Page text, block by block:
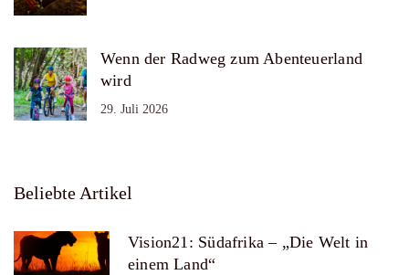
Wenn der Radweg zum Abenteuerland
wird
29. Juli 2026
Beliebte Artikel
Vision21: Südafrika – „Die Welt in
einem Land“